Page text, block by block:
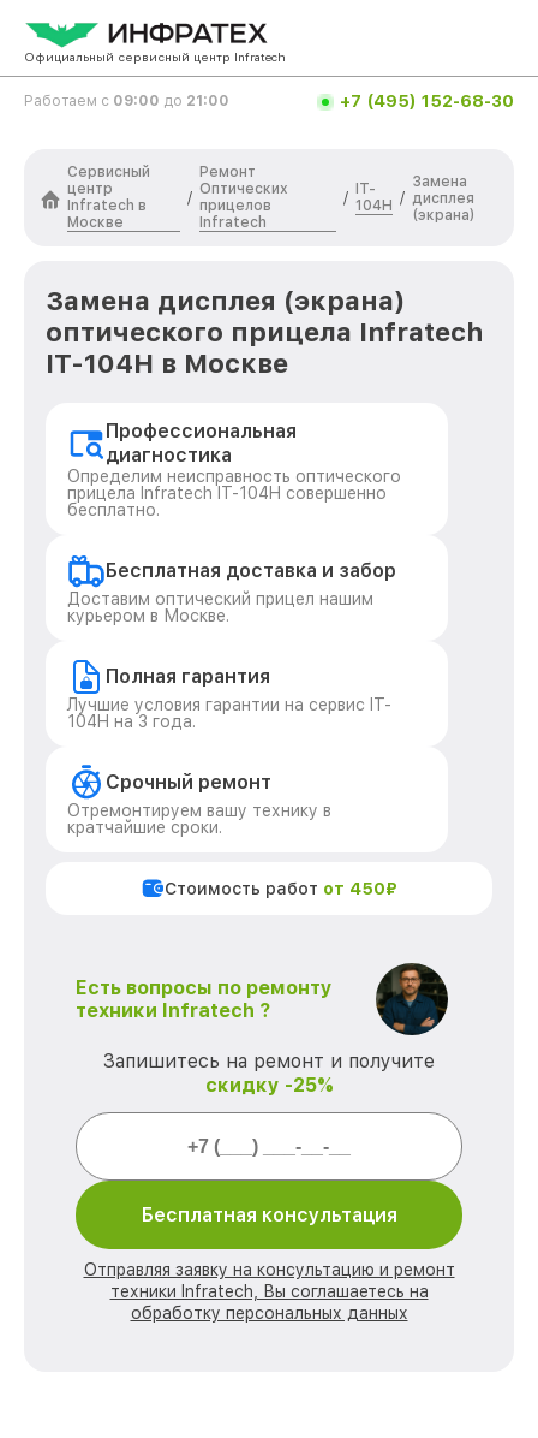
Официальный сервисный центр Infratech
Работаем с 09:00 до 21:00 +7 (495) 152-68-30
Сервисный
центр
Infratech в
Москве
/
Ремонт
Оптических
прицелов
Infratech
/
IT-
104H /
Замена
дисплея
(экрана)
Замена дисплея (экрана)
оптического прицела Infratech
IT-104H в Москве
Профессиональная
диагностика
Определим неисправность оптического
прицела Infratech IT-104H совершенно
бесплатно.
Бесплатная доставка и забор
Доставим оптический прицел нашим
курьером в Москве.
Полная гарантия
Лучшие условия гарантии на сервис IT-
104H на 3 года.
Срочный ремонт
Отремонтируем вашу технику в
кратчайшие сроки.
Стоимость работ от 450₽
Есть вопросы по ремонту
техники Infratech ?
Запишитесь на ремонт и получите
скидку -25%
Бесплатная консультация
Отправляя заявку на консультацию и ремонт
техники Infratech, Вы соглашаетесь на
обработку персональных данных